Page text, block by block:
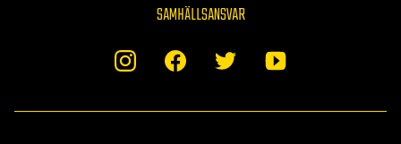
SAMHÄLLSANSVAR